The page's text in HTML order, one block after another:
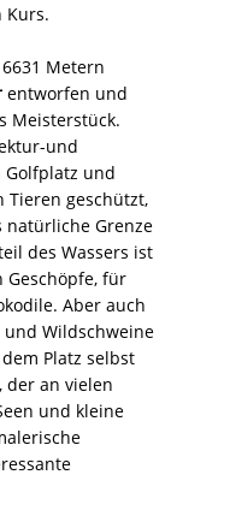
Kurs.
Metern
entworfen und
Meisterstück.
und
Golfplatz und
Tieren geschützt,
natürliche Grenze
des Wassers ist
für
Aber auch
Wildschweine
Platz selbst
der an vielen
und kleine